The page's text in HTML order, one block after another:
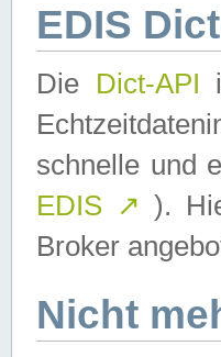
EDIS
Die Dict-API
schnelle und
EDIS ↗ ).
Broker
Nicht